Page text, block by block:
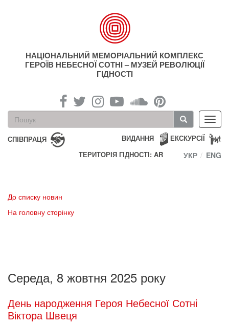
НАЦІОНАЛЬНИЙ МЕМОРІАЛЬНИЙ КОМПЛЕКС
ГЕРОЇВ НЕБЕСНОЇ СОТНІ – МУЗЕЙ РЕВОЛЮЦІЇ
ГІДНОСТІ
Пошукова
форма
Пошук
СПІВПРАЦЯ ЕКСКУРСІЇ
ВИДАННЯ
ТЕРИТОРІЯ ГІДНОСТІ: AR
УКР ENG
До списку новин
На головну сторінку
Середа, 8 жовтня 2025 року
День народження Героя Небесної Сотні
Віктора Швеця